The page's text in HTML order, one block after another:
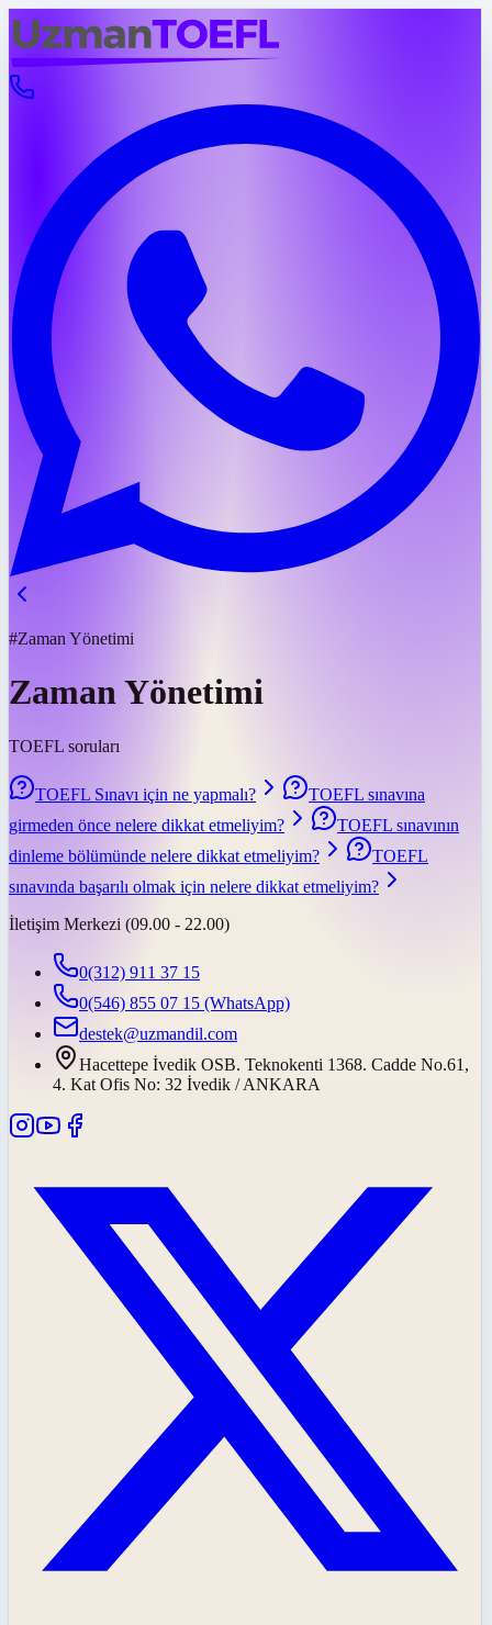
#Zaman Yönetimi
Zaman Yönetimi
TOEFL soruları
TOEFL Sınavı için ne yapmalı?
TOEFL sınavına
girmeden önce nelere dikkat etmeliyim?
TOEFL sınavının
dinleme bölümünde nelere dikkat etmeliyim?
TOEFL
sınavında başarılı olmak için nelere dikkat etmeliyim?
İletişim Merkezi (09.00 - 22.00)
0(312) 911 37 15
0(546) 855 07 15 (WhatsApp)
destek@uzmandil.com
Hacettepe İvedik OSB. Teknokenti 1368. Cadde No.61,
4. Kat Ofis No: 32 İvedik / ANKARA